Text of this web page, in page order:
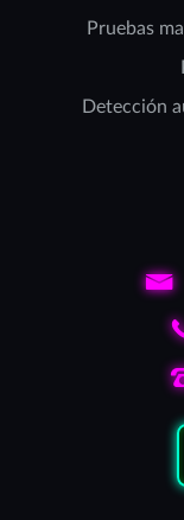
Pruebas
Detección